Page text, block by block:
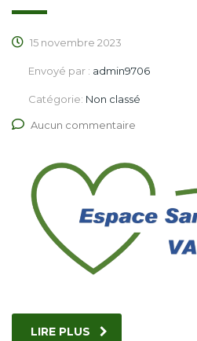
15 novembre 2023
Envoyé par : admin9706
Catégorie: Non classé
Aucun commentaire
LIRE PLUS